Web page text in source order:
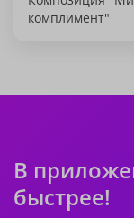
комплимент"
В
быстрее!